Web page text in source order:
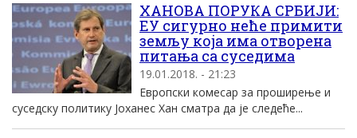
ХАНОВА ПОРУКА СРБИЈИ:
ЕУ сигурно неће примити
земљу која има отворена
питања са суседима
19.01.2018. - 21:23
Европски комесар за проширење и
суседску политику Јоханес Хан сматра да је следеће...